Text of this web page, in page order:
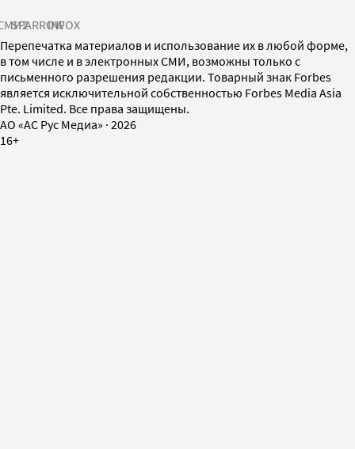
SPARROWINFOX
Перепечатка материалов и использование их в любой форме,
в том числе и в электронных СМИ, возможны только с
письменного разрешения редакции. Товарный знак Forbes
является исключительной собственностью Forbes Media Asia
Pte. Limited. Все права защищены.
AO «АС Рус Медиа» · 2026
16+